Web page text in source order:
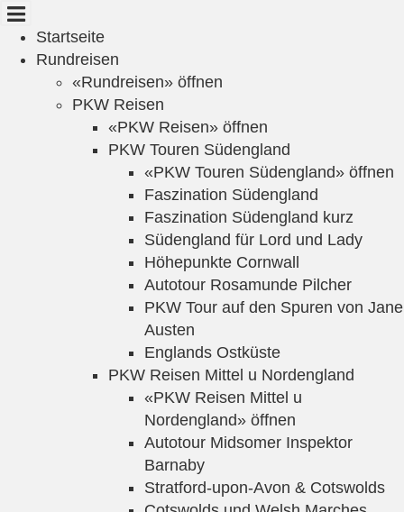
Startseite
Rundreisen
«Rundreisen» öffnen
PKW Reisen
«PKW Reisen» öffnen
PKW Touren Südengland
«PKW Touren Südengland» öffnen
Faszination Südengland
Faszination Südengland kurz
Südengland für Lord und Lady
Höhepunkte Cornwall
Autotour Rosamunde Pilcher
PKW Tour auf den Spuren von Jane
Austen
Englands Ostküste
PKW Reisen Mittel u Nordengland
«PKW Reisen Mittel u
Nordengland» öffnen
Autotour Midsomer Inspektor
Barnaby
Stratford-upon-Avon & Cotswolds
Cookie-Einstellungen